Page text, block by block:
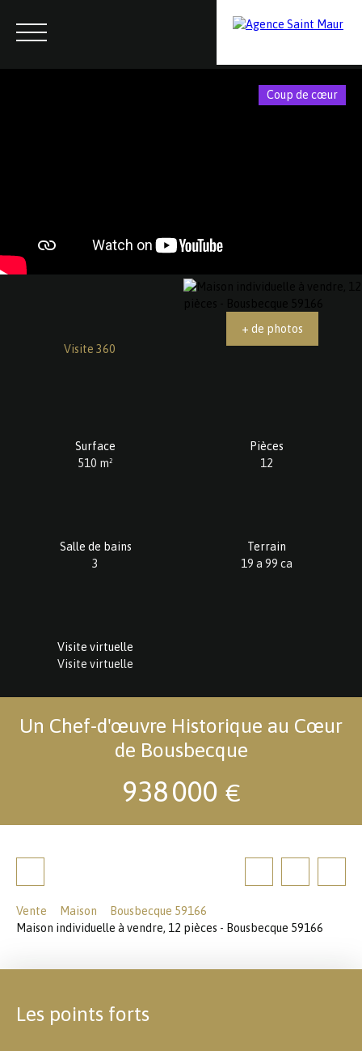
Coup de cœur
Visite 360
+ de photos
Surface
510 m²
Pièces
12
Salle de bains
3
Terrain
19 a 99 ca
Visite virtuelle
Visite virtuelle
Un Chef-d'œuvre Historique au Cœur
de Bousbecque
938 000 €
Vente Maison
Bousbecque 59166
Maison individuelle à vendre, 12 pièces - Bousbecque 59166
Les points forts